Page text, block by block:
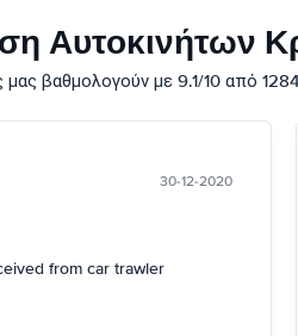
Αυτοκινήτων
μας βαθμολογούν με 9.1/10 από
30-12-2020
from car trawler